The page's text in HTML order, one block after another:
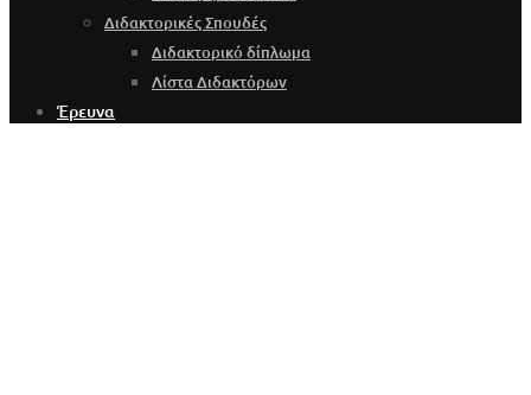
Διδακτορικές Σπουδές
Διδακτορικό δίπλωμα
Λίστα Διδακτόρων
Έρευνα